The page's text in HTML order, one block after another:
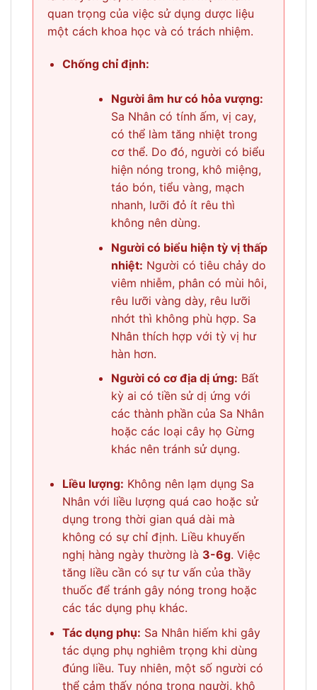
quan trọng của việc sử dụng dược liệu
một cách khoa học và có trách nhiệm.
Chống chỉ định:
Người âm hư có hỏa vượng:
Sa Nhân có tính ấm, vị cay,
có thể làm tăng nhiệt trong
cơ thể. Do đó, người có biểu
hiện nóng trong, khô miệng,
táo bón, tiểu vàng, mạch
nhanh, lưỡi đỏ ít rêu thì
không nên dùng.
Người có biểu hiện tỳ vị thấp
nhiệt: Người có tiêu chảy do
viêm nhiễm, phân có mùi hôi,
rêu lưỡi vàng dày, rêu lưỡi
nhớt thì không phù hợp. Sa
Nhân thích hợp với tỳ vị hư
hàn hơn.
Người có cơ địa dị ứng: Bất
kỳ ai có tiền sử dị ứng với
các thành phần của Sa Nhân
hoặc các loại cây họ Gừng
khác nên tránh sử dụng.
Liều lượng: Không nên lạm dụng Sa
Nhân với liều lượng quá cao hoặc sử
dụng trong thời gian quá dài mà
không có sự chỉ định. Liều khuyến
nghị hàng ngày thường là 3-6g. Việc
tăng liều cần có sự tư vấn của thầy
thuốc để tránh gây nóng trong hoặc
các tác dụng phụ khác.
Tác dụng phụ: Sa Nhân hiếm khi gây
tác dụng phụ nghiêm trọng khi dùng
đúng liều. Tuy nhiên, một số người có
thể cảm thấy nóng trong người, khô